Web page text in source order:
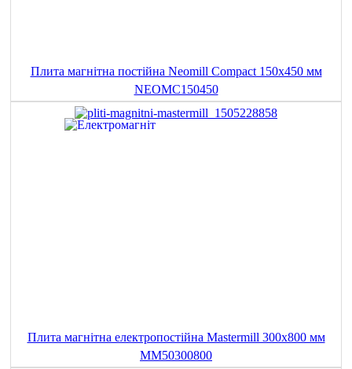
Плита магнітна постійна Neomill Compact 150x450 мм
NEOMC150450
Плита магнітна електропостійна Mastermill 300x800 мм
MM50300800